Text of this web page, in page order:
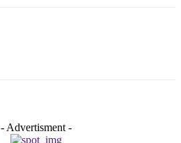
- Advertisment -